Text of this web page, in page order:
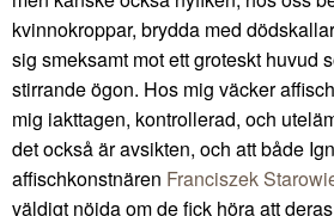
kvinnokroppar, brydda med
sig smeksamt mot ett groteskt huvud
stirrande ögon. Hos mig väcker
mig iakttagen, kontrollerad, och
det också är avsikten, och att både
affischkonstnären Franciszek
väldigt nöjda om de fick höra att